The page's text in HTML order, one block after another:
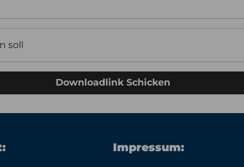
soll
Downloadlink Schicken
Impressum: